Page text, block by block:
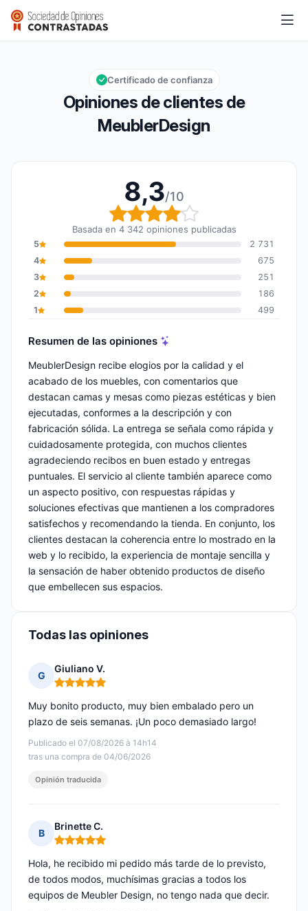
MeublerDesign
Calificación global: 8,3 de 10
8,3/10
Opiniones de clientes de
MeublerDesign
Certificado de confianza
8,3/10
Calificación global: 8,3
Basada en 4 342 opiniones publicadas
5
2 731
4
675
3
251
2
186
1
499
Resumen de las opiniones
MeublerDesign recibe elogios por la calidad y el
acabado de los muebles, con comentarios que
destacan camas y mesas como piezas estéticas y bien
ejecutadas, conformes a la descripción y con
fabricación sólida. La entrega se señala como rápida y
cuidadosamente protegida, con muchos clientes
agradeciendo recibos en buen estado y entregas
puntuales. El servicio al cliente también aparece como
un aspecto positivo, con respuestas rápidas y
soluciones efectivas que mantienen a los compradores
satisfechos y recomendando la tienda. En conjunto, los
clientes destacan la coherencia entre lo mostrado en la
web y lo recibido, la experiencia de montaje sencilla y
la sensación de haber obtenido productos de diseño
que embellecen sus espacios.
Todas las opiniones
G
Giuliano V.
Nota: 5 de 5
Publicado el 07/08/2026 à 14h14
tras una compra de 04/06/2026
Muy bonito producto, muy bien embalado pero un
plazo de seis semanas. ¡Un poco demasiado largo!
Opinión traducida
B
Brinette C.
Nota: 5 de 5
Hola, he recibido mi pedido más tarde de lo previsto,
de todos modos, muchísimas gracias a todos los
equipos de Meubler Design, no tengo nada que decir.